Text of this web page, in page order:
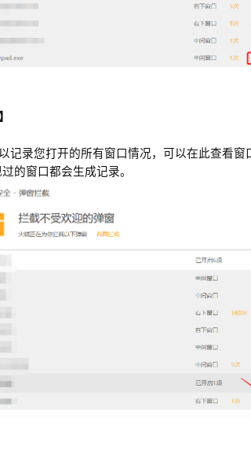
记录您打开的所有窗口情况，可以在此查看窗
的窗口都会生成记录。